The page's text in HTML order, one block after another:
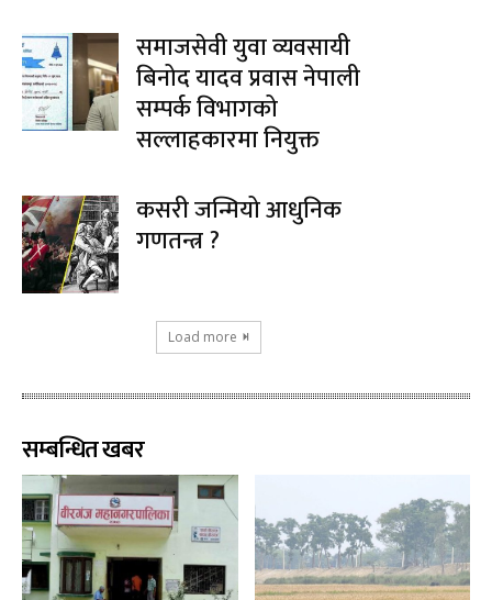
समाजसेवी युवा व्यवसायी
बिनोद यादव प्रवास नेपाली
सम्पर्क विभागको
सल्लाहकारमा नियुक्त
कसरी जन्मियो आधुनिक
गणतन्त्र ?
Load more
सम्बन्धित खबर